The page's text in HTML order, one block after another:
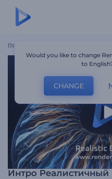
Главная
Интро Реалистичный
Would you like to change
to
CHANGE